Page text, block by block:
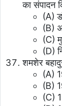
का संपादन
(A)
(B)
(C)
(D)
शमशेर
(A)
(B)
(C)